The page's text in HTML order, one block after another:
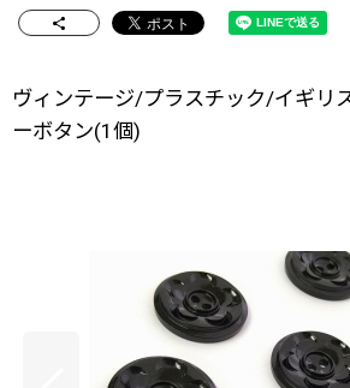
ヴィンテージ/プラスチック/イギリ
ーボタン(1個)